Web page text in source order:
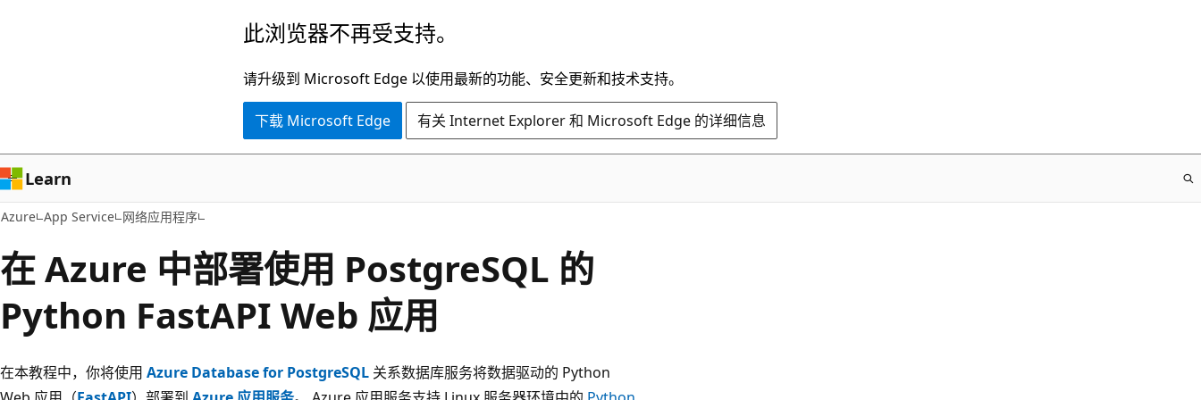
容
此浏览器不再受支持。
请升级到 Microsoft Edge 以使用最新的功能、安全更新和技术支持。
下载 Microsoft Edge 有关 Internet Explorer 和 Microsoft Edge 的详细信息
Learn
Azure App Service 网络应用程序
在 Azure 中部署使用 PostgreSQL 的
Python FastAPI Web 应用
在本教程中，你将使用 Azure Database for PostgreSQL 关系数据库服务将数据驱动的 Python